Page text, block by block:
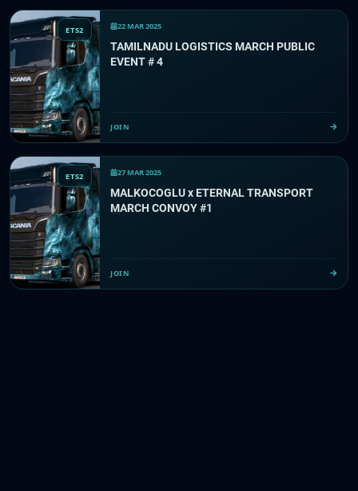
ETS2 22 MAR 2025
TAMILNADU LOGISTICS MARCH PUBLIC
EVENT # 4
JOIN
ETS2 27 MAR 2025
MALKOCOGLU x ETERNAL TRANSPORT
MARCH CONVOY #1
JOIN